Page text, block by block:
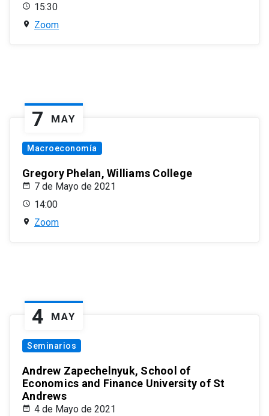
15:30
Zoom
7 MAY
Macroeconomía
Gregory Phelan, Williams College
7 de Mayo de 2021
14:00
Zoom
4 MAY
Seminarios
Andrew Zapechelnyuk, School of
Economics and Finance University of St
Andrews
4 de Mayo de 2021